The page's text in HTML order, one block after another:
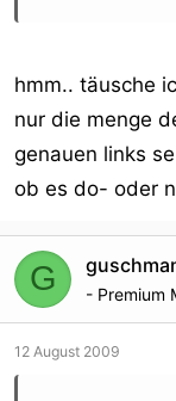
hmm.. täusche
nur die menge
genauen links
ob es do- oder
G - Premium
12 August 2009